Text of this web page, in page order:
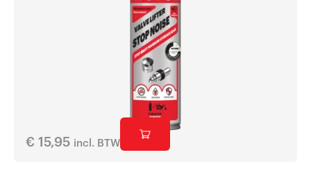
€ 15,95 incl. BTW